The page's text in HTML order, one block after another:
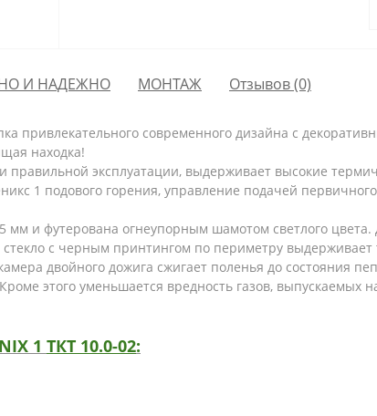
И НАДЕЖНО МОНТАЖ Отзывов (0)
привлекательного современного дизайна с
находка!
эксплуатации, выдерживает высокие
1 подового горения, управление подачей
5 мм и футерована огнеупорным шамотом светлого
с черным принтингом по периметру выдерживает
двойного дожига сжигает поленья до состояния
этого уменьшается вредность газов, выпускаемых
1 ТКТ 10.0-02: